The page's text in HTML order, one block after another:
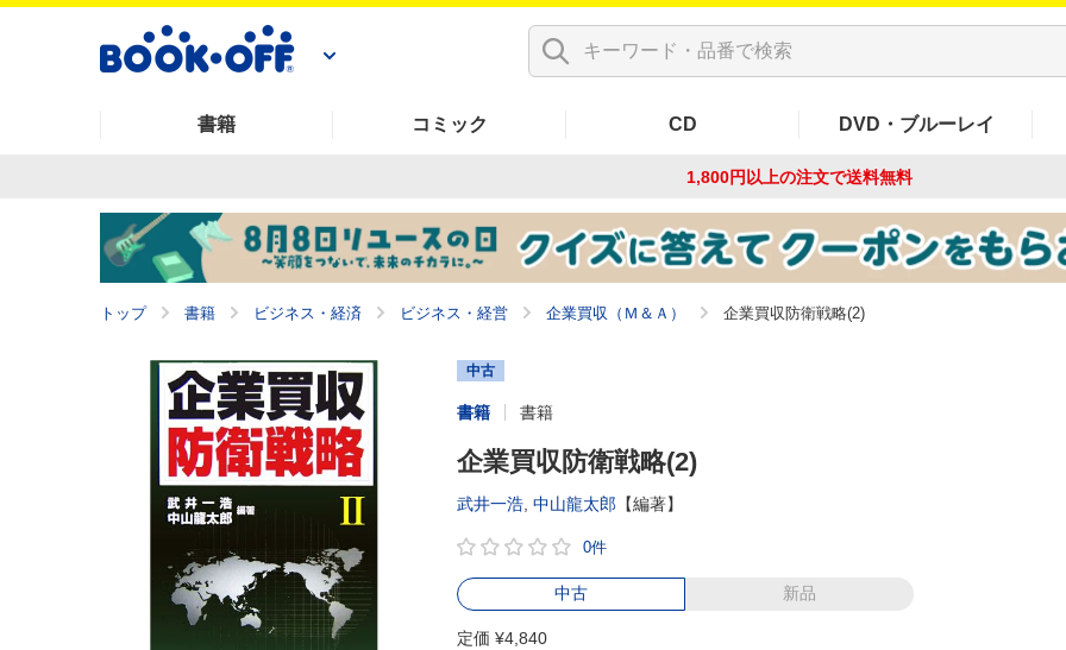
書籍 コミック CD DVD・ブルーレイ
1,800円以上の注文で送料無料
トップ 書籍 ビジネス・経済 ビジネス・経営 企業買収（Ｍ＆Ａ） 企業買収防衛戦略(2)
中古
書籍 書籍
企業買収防衛戦略(2)
武井一浩, 中山龍太郎 【編著】
0件
中古 新品
定価 ¥4,840